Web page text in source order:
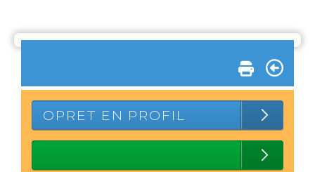
OPRET EN PROFIL